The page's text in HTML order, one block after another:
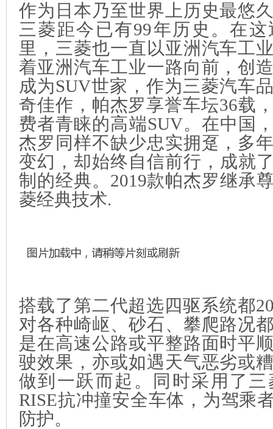
作为日本乃至世界上历史最悠
三菱距今已有99年历史。在
里，三菱也一直以亚洲汽车工
着亚洲汽车工业一路向前，创
成为SUV世家，作为三菱汽车
奇佳作，帕杰罗享誉车坛36载
费者青睐的高端SUV。在中国
杰罗同样不缺少忠实拥趸，多
变幻，却始终自信前行，成就
制的经典。2019款帕杰罗继承
菱经典技术.
搭载了第二代超选四驱系统都
对各种崎岖、砂石、攀爬路况
是在高速公路或平整路面时平
驶效果，亦或如遇天气恶劣或
做到一跃而起。同时采用了
RISE抗冲撞安全车体，为驾乘
防护。